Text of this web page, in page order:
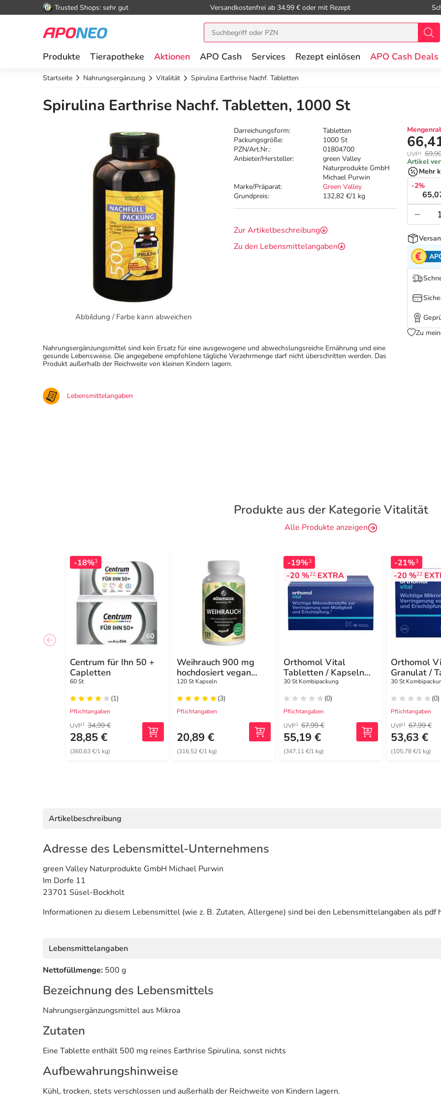
Trusted Shops: sehr gut Versandkostenfrei ab 34.99 € oder mit Rezept
Produkte Tierapotheke Aktionen APO Cash Services Rezept einlösen APO Cash Deals
Startseite Nahrungsergänzung Vitalität Spirulina Earthrise Nachf. Tabletten
Spirulina Earthrise Nachf. Tabletten, 1000 St
Abbildung / Farbe kann abweichen
Darreichungsform:
Tabletten
Packungsgröße:
1000 St
PZN/Art.Nr.:
01804700
Anbieter/Hersteller:
green Valley
Naturprodukte GmbH
Michael Purwin
Marke/Präparat:
Green Valley
Grundpreis:
132,82 €/1 kg
Zur Artikelbeschreibung
Zu den Lebensmittelangaben
UVP¹
Artikel
Mehr
-2%
Zu
Nahrungsergänzungsmittel sind kein Ersatz für eine ausgewogene und abwechslungsreiche Ernährung und eine
gesunde Lebensweise. Die angegebene empfohlene tägliche Verzehrmenge darf nicht überschritten werden. Das
Produkt außerhalb der Reichweite von kleinen Kindern lagern.
Lebensmittelangaben
Produkte aus der Kategorie Vitalität
Alle Produkte anzeigen
-18%3
Centrum für Ihn 50 +
Capletten
60 St
(1)
Pflichtangaben
UVP1 34,99 €
28,85 €
(360,63 €/1 kg)
Weihrauch 900 mg
hochdosiert vegan
Kapseln
120 St Kapseln
(3)
Pflichtangaben
20,89 €
(316,52 €/1 kg)
-19%3
-20 %22 EXTRA
Orthomol Vital
Tabletten / Kapseln
Kombipackung
30 St Kombipackung
(0)
Pflichtangaben
UVP1 67,99 €
55,19 €
(347,11 €/1 kg)
-21%3
-20 %22
Orthomol
Granulat /
Kapseln
30 St
(0)
Pflichtangaben
UVP1 67,99 €
53,63 €
(105,78 €/1 kg)
Artikelbeschreibung
Adresse des Lebensmittel-Unternehmens
green Valley Naturprodukte GmbH Michael Purwin
Im Dorfe 11
23701 Süsel-Bockholt
Informationen zu diesem Lebensmittel (wie z. B. Zutaten, Allergene) sind bei den Lebensmittelangaben als pdf
Lebensmittelangaben
Nettofüllmenge: 500 g
Bezeichnung des Lebensmittels
Nahrungsergänzungsmittel aus Mikroa
Zutaten
Eine Tablette enthält 500 mg reines Earthrise Spirulina, sonst nichts
Aufbewahrungshinweise
Kühl, trocken, stets verschlossen und außerhalb der Reichweite von Kindern lagern.